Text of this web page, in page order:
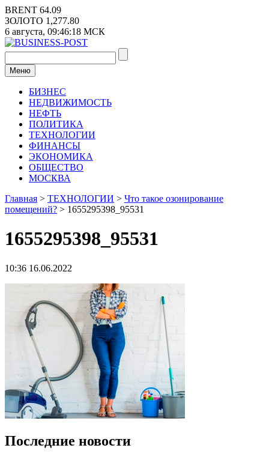
Перейти
к
содержимому
BRENT 64.09
ЗОЛОТО 1,277.80
6 августа, 09:46:18 МСК
Меню
БИЗНЕС
НЕДВИЖИМОСТЬ
НЕФТЬ
ПОЛИТИКА
ТЕХНОЛОГИИ
ФИНАНСЫ
ЭКОНОМИКА
ОБЩЕСТВО
МОСКВА
Главная > ТЕХНОЛОГИИ > Что такое озонирование
помещений? > 1655295398_95531
1655295398_95531
10:36 16.06.2022
Последние новости